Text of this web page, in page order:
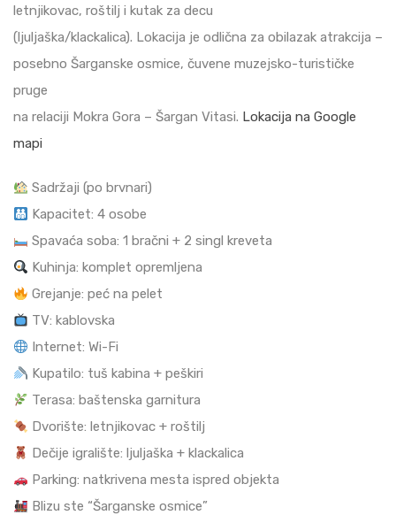
letnjikovac, roštilj i kutak za decu
(ljuljaška/klackalica). Lokacija je odlična za obilazak atrakcija –
posebno Šarganske osmice, čuvene muzejsko-turističke
pruge
na relaciji Mokra Gora – Šargan Vitasi. Lokacija na Google
mapi
Sadržaji (po brvnari)
Kapacitet: 4 osobe
Spavaća soba: 1 bračni + 2 singl kreveta
Kuhinja: komplet opremljena
Grejanje: peć na pelet
TV: kablovska
Internet: Wi-Fi
Kupatilo: tuš kabina + peškiri
Terasa: baštenska garnitura
Dvorište: letnjikovac + roštilj
Dečije igralište: ljuljaška + klackalica
Parking: natkrivena mesta ispred objekta
Blizu ste “Šarganske osmice”